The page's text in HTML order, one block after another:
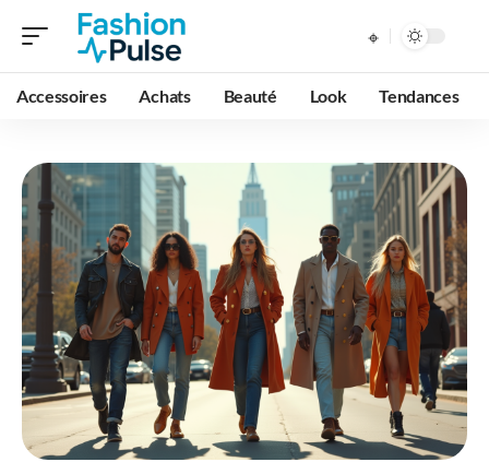
Accessoires Achats Beauté Look Tendances